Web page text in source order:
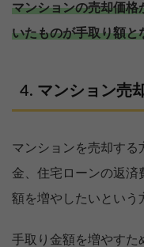
マンションの売却価格
いたものが手取り額と
マンション売
マンションを売却する
金、住宅ローンの返済
額を増やしたいという
手取り金額を増やすた